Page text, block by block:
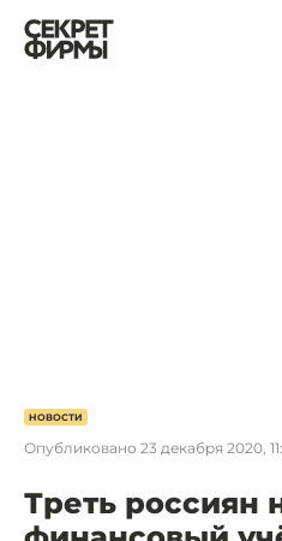
НОВОСТИ
Опубликовано 23 декабря 2020,
Треть россиян